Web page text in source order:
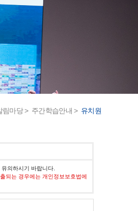
학교건축기금
림마당 > 주간학습안내 > 유치원
의하시기 바랍니다.
되는 경우에는 개인정보보호법에